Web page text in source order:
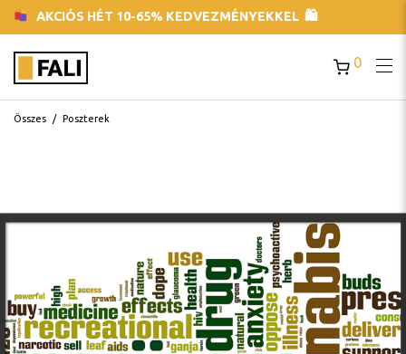
AKCIÓS HÉT 10-65% KEDVEZMÉNYEKKEL 🛍
0
Összes / Poszterek